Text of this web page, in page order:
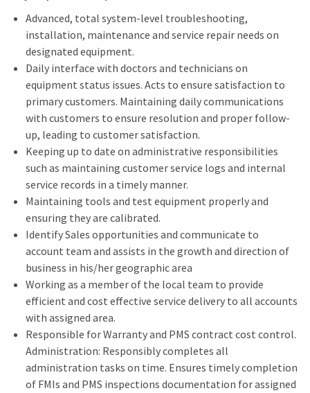
Advanced, total system-level troubleshooting,
installation, maintenance and service repair needs on
designated equipment.
Daily interface with doctors and technicians on
equipment status issues. Acts to ensure satisfaction to
primary customers. Maintaining daily communications
with customers to ensure resolution and proper follow-
up, leading to customer satisfaction.
Keeping up to date on administrative responsibilities
such as maintaining customer service logs and internal
service records in a timely manner.
Maintaining tools and test equipment properly and
ensuring they are calibrated.
Identify Sales opportunities and communicate to
account team and assists in the growth and direction of
business in his/her geographic area
Working as a member of the local team to provide
efficient and cost effective service delivery to all accounts
with assigned area.
Responsible for Warranty and PMS contract cost control.
Administration: Responsibly completes all
administration tasks on time. Ensures timely completion
of FMIs and PMS inspections documentation for assigned